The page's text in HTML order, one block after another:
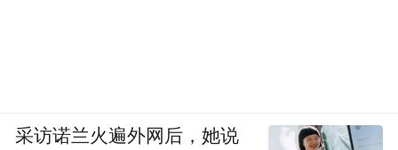
采访诺兰火遍外网后，她说